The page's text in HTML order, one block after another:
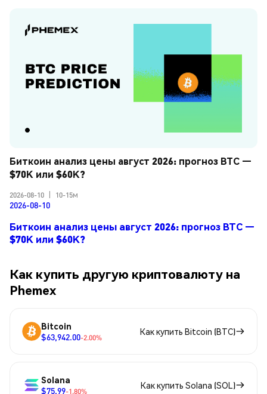
Биткоин анализ цены август 2026: прогноз BTC —
$70K или $60K?
2026-08-10 10-15м
2026-08-10
Биткоин анализ цены август 2026: прогноз BTC —
$70K или $60K?
Как купить другую криптовалюту на
Phemex
Bitcoin
$63,942.00-2.00%
Как купить Bitcoin (BTC)
Solana
$75.99-1.80%
Как купить Solana (SOL)